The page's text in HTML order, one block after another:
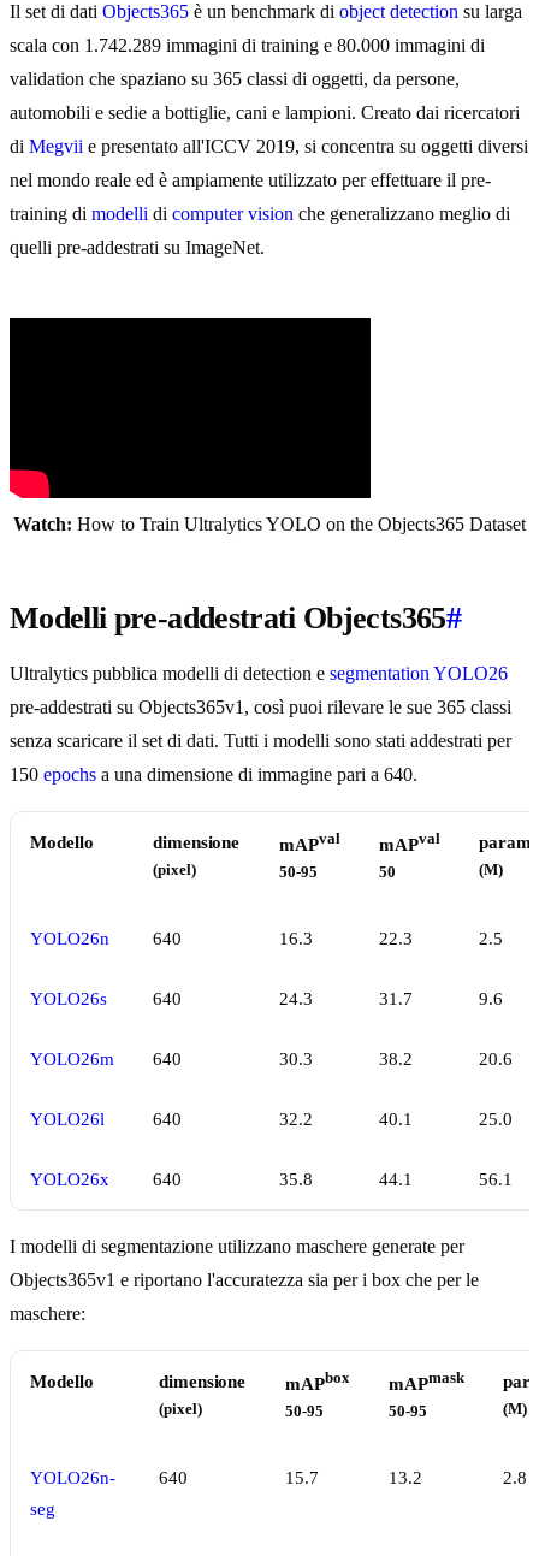
Il set di dati Objects365 è un benchmark di object detection su larga
scala con 1.742.289 immagini di training e 80.000 immagini di
validation che spaziano su 365 classi di oggetti, da persone,
automobili e sedie a bottiglie, cani e lampioni. Creato dai ricercatori
di Megvii e presentato all'ICCV 2019, si concentra su oggetti diversi
nel mondo reale ed è ampiamente utilizzato per effettuare il pre-
training di modelli di computer vision che generalizzano meglio di
quelli pre-addestrati su ImageNet.
Watch: How to Train Ultralytics YOLO on the Objects365 Dataset
Modelli pre-addestrati Objects365#
Ultralytics pubblica modelli di detection e segmentation YOLO26
pre-addestrati su Objects365v1, così puoi rilevare le sue 365 classi
senza scaricare il set di dati. Tutti i modelli sono stati addestrati per
150 epochs a una dimensione di immagine pari a 640.
Modello dimensione
(pixel)
mAPval
50-95
mAPval
50
params
(M)
YOLO26n 640 16.3 22.3 2.5
YOLO26s 640 24.3 31.7 9.6
YOLO26m 640 30.3 38.2 20.6
YOLO26l 640 32.2 40.1 25.0
YOLO26x 640 35.8 44.1 56.1
I modelli di segmentazione utilizzano maschere generate per
Objects365v1 e riportano l'accuratezza sia per i box che per le
maschere:
Modello dimensione
(pixel)
mAPbox
50-95
mAPmask
50-95
(M)
YOLO26n-
seg
640 15.7 13.2 2.8